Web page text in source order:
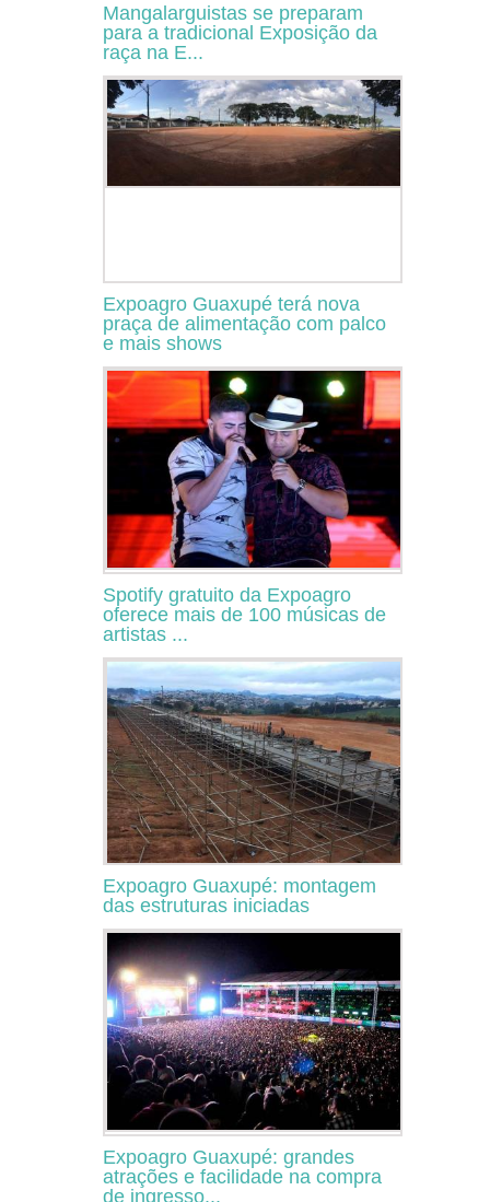
Mangalarguistas se preparam
para a tradicional Exposição da
raça na E...
Expoagro Guaxupé terá nova
praça de alimentação com palco
e mais shows
Spotify gratuito da Expoagro
oferece mais de 100 músicas de
artistas ...
Expoagro Guaxupé: montagem
das estruturas iniciadas
Expoagro Guaxupé: grandes
atrações e facilidade na compra
de ingresso...